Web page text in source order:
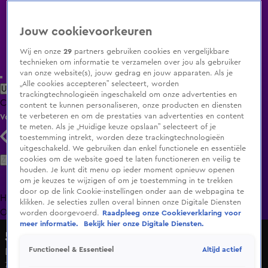
Uitzending Gemist Populaire programma's Zenders Genres
ClipsFilmsRadioSmart TV inlogShop
Volg KIJK
Zoeken
HomeUitzending Gemist Programma's De Bondgenoten
OranjezomerLivestreamsShop
5 Uur Show
Doorbreek het Zwijgen, campagne van War Child
7 mei 2021, 17:27
Jouw cookievoorkeuren
Wij en onze29 partners gebruiken cookies en vergelijkbare
technieken om informatie te verzamelen over jou als gebruiker
van onze website(s), jouw gedrag en jouw apparaten. Als je
„Alle cookies accepteren” selecteert, worden
trackingtechnologieën ingeschakeld om onze advertenties en
content te kunnen personaliseren, onze producten en diensten
te verbeteren en om de prestaties van advertenties en content
te meten. Als je „Huidige keuze opslaan” selecteert of je
toestemming intrekt, worden deze trackingtechnologieën
uitgeschakeld. We gebruiken dan enkel functionele en essentiële
cookies om de website goed te laten functioneren en veilig te
houden. Je kunt dit menu op ieder moment opnieuw openen
om je keuzes te wijzigen of om je toestemming in te trekken
door op de link Cookie-instellingen onder aan de webpagina te
klikken. Je selecties zullen overal binnen onze Digitale Diensten
worden doorgevoerd.
Raadpleeg onze Cookieverklaring voor
meer informatie.
Bekijk hier onze Digitale Diensten.
Functioneel & Essentieel Altijd actief